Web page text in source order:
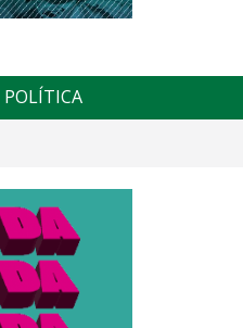
POLÍTICA